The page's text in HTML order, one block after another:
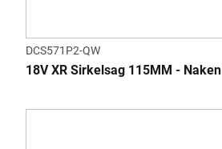
DCS571P2-QW
18V XR Sirkelsag 115MM - Naken